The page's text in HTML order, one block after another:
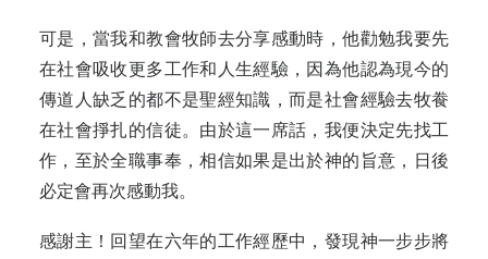
可是，當我和教會牧師去分享感動時，他勸勉我要先
在社會吸收更多工作和人生經驗，因為他認為現今的
傳道人缺乏的都不是聖經知識，而是社會經驗去牧飬
在社會掙扎的信徒。由於這一席話，我便決定先找工
作，至於全職事奉，相信如果是出於神的旨意，日後
必定會再次感動我。
感謝主！回望在六年的工作經歷中，發現神一步步將